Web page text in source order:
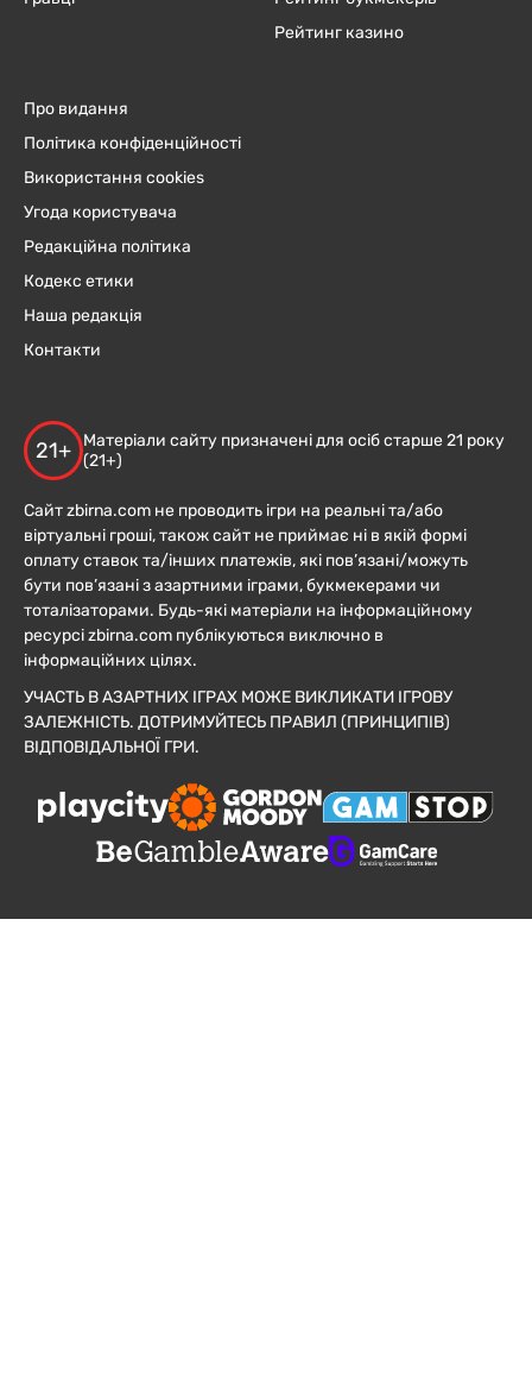
Рейтинг казино
Про видання
Політика конфіденційності
Використання cookies
Угода користувача
Редакційна політика
Кодекс етики
Наша редакція
Контакти
21+
Матеріали сайту призначені для осіб старше 21 року
(21+)
Сайт zbirna.com не проводить ігри на реальні та/або
віртуальні гроші, також сайт не приймає ні в якій формі
оплату ставок та/інших платежів, які пов’язані/можуть
бути пов’язані з азартними іграми, букмекерами чи
тоталізаторами. Будь-які матеріали на інформаційному
ресурсі zbirna.com публікуються виключно в
інформаційних цілях.
УЧАСТЬ В АЗАРТНИХ ІГРАХ МОЖЕ ВИКЛИКАТИ ІГРОВУ
ЗАЛЕЖНІСТЬ. ДОТРИМУЙТЕСЬ ПРАВИЛ (ПРИНЦИПІВ)
ВІДПОВІДАЛЬНОЇ ГРИ.